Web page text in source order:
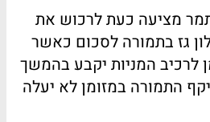
מ' ש'. תמר מציעה כעת לרכוש את
גז בתמורה לסכום כאשר
לרכיב המניות יקבע בהמשך
התמורה במזומן לא יעלה